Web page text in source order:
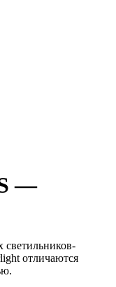
—
отличаются